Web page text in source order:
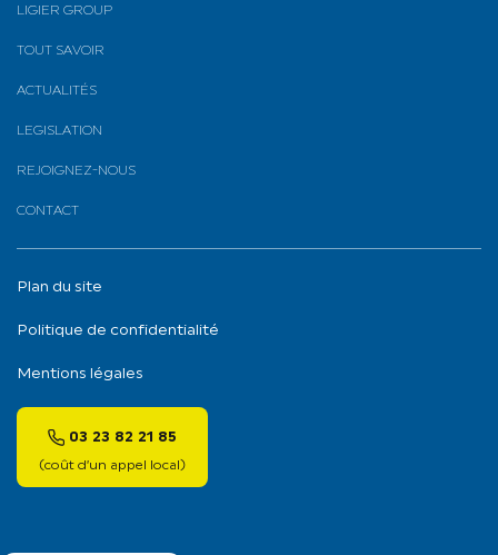
LIGIER GROUP
TOUT SAVOIR
ACTUALITÉS
LEGISLATION
REJOIGNEZ-NOUS
CONTACT
Plan du site
Politique de confidentialité
Mentions légales
03 23 82 21 85
(coût d’un appel local)